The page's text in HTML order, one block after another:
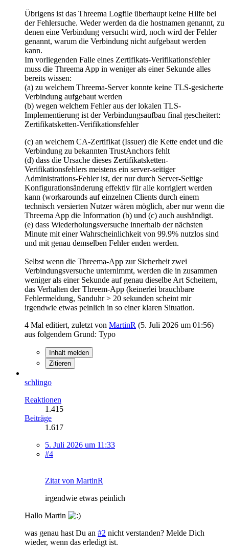
Übrigens ist das Threema Logfile überhaupt keine Hilfe bei
der Fehlersuche. Weder werden da die hostnamen genannt, zu
denen eine Verbindung versucht wird, noch wird der Fehler
genannt, warum die Verbindung nicht aufgebaut werden
kann.
Im vorliegenden Falle eines Zertifikats-Verifikationsfehler
muss die Threema App in weniger als einer Sekunde alles
bereits wissen:
(a) zu welchem Threema-Server konnte keine TLS-gesicherte
Verbindung aufgebaut werden
(b) wegen welchem Fehler aus der lokalen TLS-
Implementierung ist der Verbindungsaufbau final gescheitert:
Zertifikatsketten-Verifikationsfehler
(c) an welchem CA-Zertifikat (Issuer) die Kette endet und die
Verbindung zu bekannten TrustAnchors fehlt
(d) dass die Ursache dieses Zertifikatsketten-
Verifikationsfehlers meistens ein server-seitiger
Administrations-Fehler ist, der nur durch Server-Seitige
Konfigurationsänderung effektiv für alle korrigiert werden
kann (workarounds auf einzelnen Clients durch einem
technisch versierten Nutzer wären möglich, aber nur wenn die
Threema App die Information (b) und (c) auch aushändigt.
(e) dass Wiederholungsversuche innerhalb der nächsten
Minute mit einer Wahrscheinlichkeit von 99.9% nutzlos sind
und mit genau demselben Fehler enden werden.
Selbst wenn die Threema-App zur Sicherheit zwei
Verbindungsversuche unternimmt, werden die in zusammen
weniger als einer Sekunde auf genau dieselbe Art Scheitern,
das Verhalten der Threem-App (keinerlei brauchbare
Fehlermeldung, Sanduhr > 20 sekunden scheint mir
irgendwie etwas peinlich in so einer klaren Situation.
4 Mal editiert, zuletzt von MartinR (5. Juli 2026 um 01:56)
aus folgendem Grund: Typo
Inhalt melden
Zitieren
schlingo
Reaktionen
1.415
Beiträge
1.617
5. Juli 2026 um 11:33
#4
Zitat von MartinR
irgendwie etwas peinlich
Hallo Martin
was genau hast Du an #2 nicht verstanden? Melde Dich
wieder, wenn das erledigt ist.